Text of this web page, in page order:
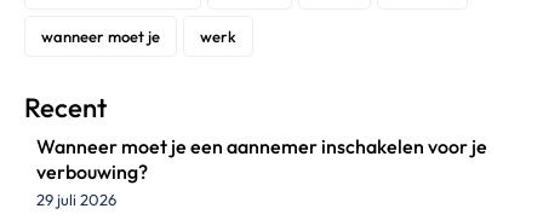
wanneer moet je werk
Recent
Wanneer moet je een aannemer inschakelen voor je
verbouwing?
29 juli 2026